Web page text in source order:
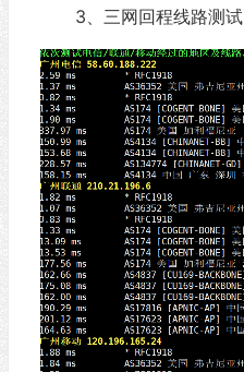
3、三网回程线路测试